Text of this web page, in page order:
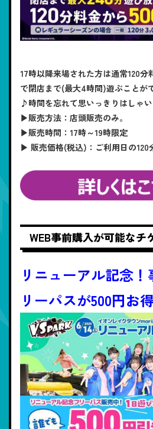
17時以降来場された方は通常120
で閉店まで(最大4時間)遊ぶことが
♪時間を忘れて思いっきりはしゃい
▶販売方法：店頭販売のみ。
▶販売時間：17時～19時限定
▶ 販売価格(税込)：ご利用日の120
WEB事前購入が可能なチ
リニューアル記念
リーパスが500円お